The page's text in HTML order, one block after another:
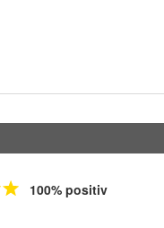
100% positiv